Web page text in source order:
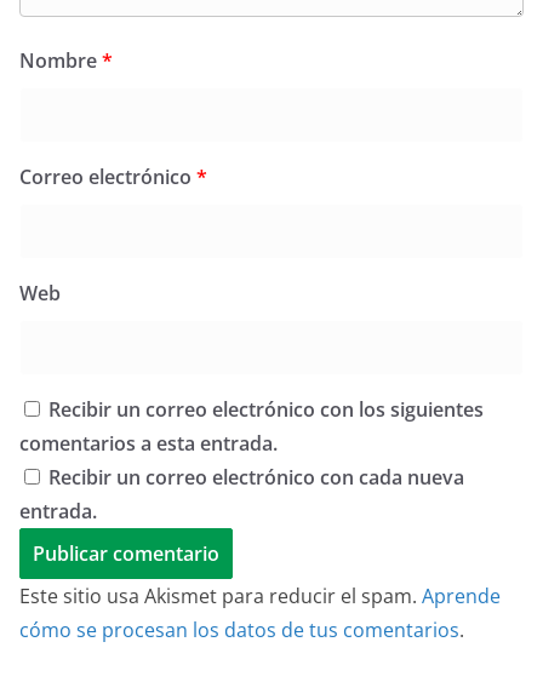
Nombre*
Correo electrónico *
Web
Recibir un correo electrónico con los siguientes
comentarios a esta entrada.
Recibir un correo electrónico con cada nueva
entrada.
Este sitio usa Akismet para reducir el spam. Aprende
cómo se procesan los datos de tus comentarios.